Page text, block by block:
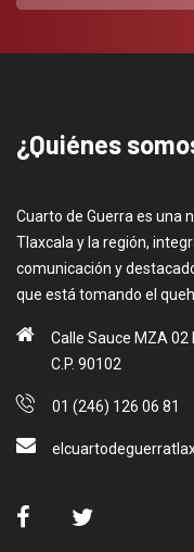
¿Quiénes
Cuarto de Guerra es una
Tlaxcala y la región,
comunicación y
que está tomando el
Calle Sauce MZA 02
C.P. 90102
01 (246) 126 06 81